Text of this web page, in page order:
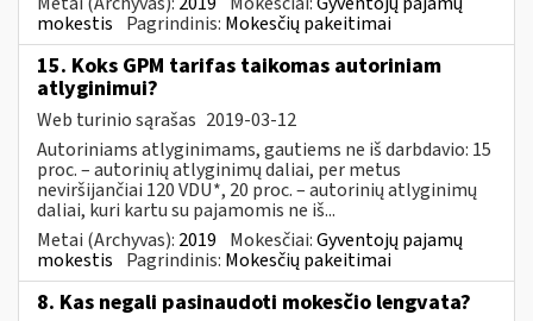
mokestis Pagrindinis: Mokesčių pakeitimai
15. Koks GPM tarifas taikomas autoriniam
atlyginimui?
Web turinio sąrašas 2019-03-12
Autoriniams atlyginimams, gautiems ne iš darbdavio: 15
proc. – autorinių atlyginimų daliai, per metus
neviršijančiai 120 VDU*, 20 proc. – autorinių atlyginimų
daliai, kuri kartu su pajamomis ne iš...
Metai (Archyvas): 2019 Mokesčiai:Gyventojų pajamų
mokestis Pagrindinis: Mokesčių pakeitimai
8. Kas negali pasinaudoti mokesčio lengvata?